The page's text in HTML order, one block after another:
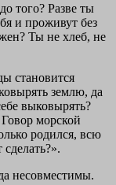
того? Разве ты
и проживут без
Ты не хлеб, не
становится
землю, да
выковырять?
морской
родился, всю
несовместимы.